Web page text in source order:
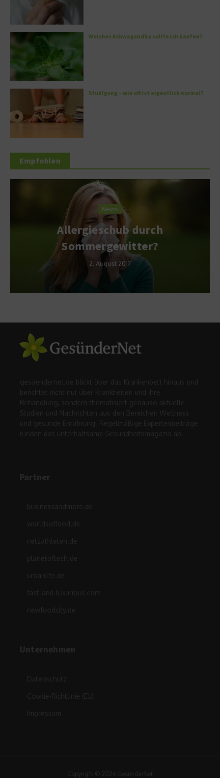
Welches Ashwagandha sollte ich kaufen?
Stuhlgang – wie oft ist eigentlich normal?
Empfohlen
News
Allergieschub durch
Sommergewitter?
2. August 2017
gesuendernet.de blickt über das Krankenbett hinaus und
berichtet nicht nur über Krankheiten und ihre
Behandlung, sondern thematisiert genauso aktuelle
Studien und Nachrichten aus den Bereichen Wellness
und gesunde Ernährung. Regelmäßige Expertenbeiträge
runden das unterhaltsame Gesundheitsmagazin ab.
Partner
businessandmore.de
worldsoffood.de
netzathleten.de
planetoftech.de
urbanlife.de
fast-and-luxurious.com
newfoodcity.de
Unternehmen
Datenschutz
Cookie-Richtlinie (EU)
Impressum
Copyright © 2026 GesünderNet